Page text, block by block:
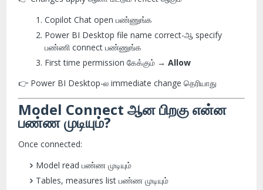
Copilot Chat open பண்ணுங்க
Power BI Desktop file name correct-ஆ specify
பண்ணி connect பண்ணுங்க
First time permission கேக்கும் → Allow
👉 Power BI Desktop-ல immediate change தெரியாது
Model Connect ஆன பிறகு என்ன
பண்ண முடியும்?
Once connected:
Model read பண்ண முடியும்
Tables, measures list பண்ண முடியும்